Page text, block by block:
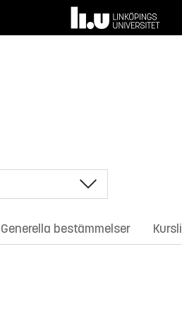
Generella bestämmelser